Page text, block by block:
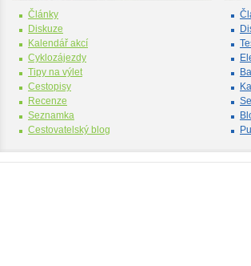
Články
Diskuze
Kalendář akcí
Cyklozájezdy
Tipy na výlet
Cestopisy
Recenze
Seznamka
Cestovatelský blog